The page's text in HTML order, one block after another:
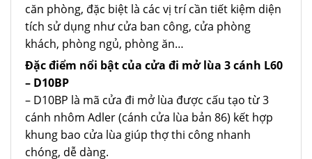
căn phòng, đặc biệt là các vị trí cần tiết kiệm diện
tích sử dụng như cửa ban công, cửa phòng
khách, phòng ngủ, phòng ăn…
Đặc điểm nổi bật của cửa đi mở lùa 3 cánh L60
– D10BP
– D10BP là mã cửa đi mở lùa được cấu tạo từ 3
cánh nhôm Adler (cánh cửa lùa bản 86) kết hợp
khung bao cửa lùa giúp thợ thi công nhanh
chóng, dễ dàng.